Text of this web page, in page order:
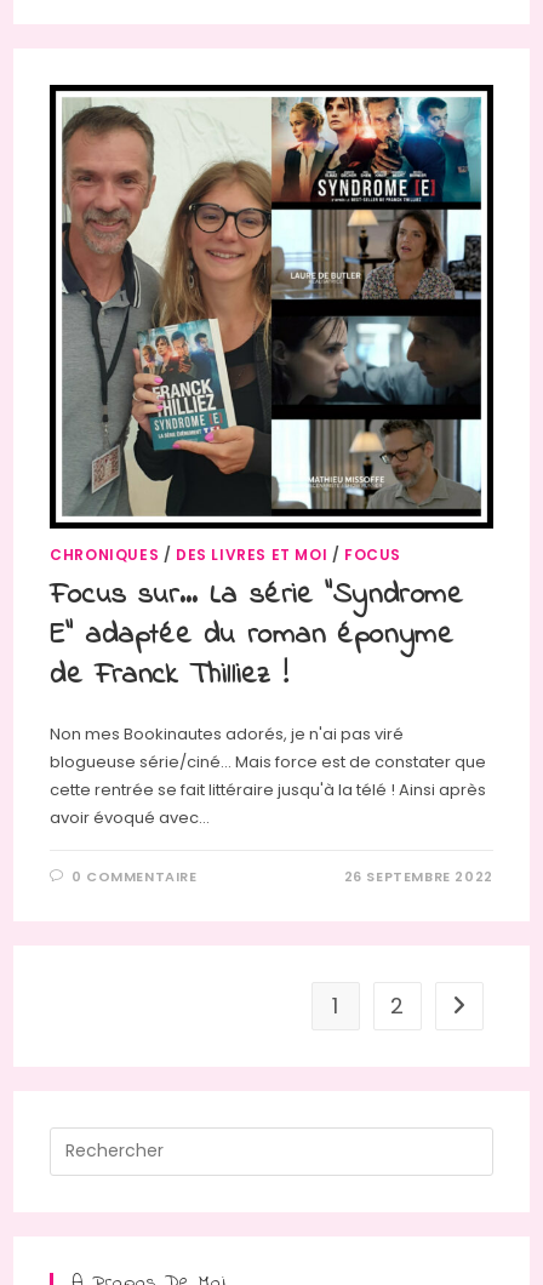
CHRONIQUES / DES LIVRES ET MOI / FOCUS
Focus sur… La série “Syndrome
E” adaptée du roman éponyme
de Franck Thilliez !
Non mes Bookinautes adorés, je n'ai pas viré
blogueuse série/ciné... Mais force est de constater que
cette rentrée se fait littéraire jusqu'à la télé ! Ainsi après
avoir évoqué avec…
0 COMMENTAIRE 26 SEPTEMBRE 2022
1 2 Aller à la